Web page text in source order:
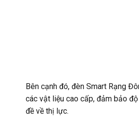
Bên cạnh đó, đèn Smart Rạng
các vật liệu cao cấp, đảm bảo
đề về thị lực.